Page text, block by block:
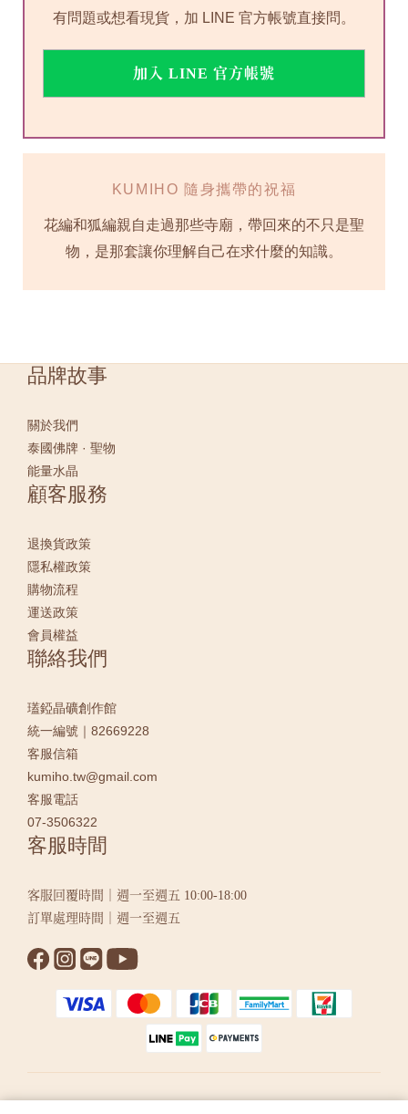
有問題或想看現貨，加 LINE 官方帳號直接問。
加入 LINE 官方帳號
KUMIHO 隨身攜帶的祝福
花編和狐編親自走過那些寺廟，帶回來的不只是聖
物，是那套讓你理解自己在求什麼的知識。
品牌故事
關於我們
泰國佛牌 · 聖物
能量水晶
顧客服務
退換貨政策
隱私權政策
購物流程
運送政策
會員權益
聯絡我們
瓂錏晶礦創作館
統一編號｜82669228
客服信箱
kumiho.tw@gmail.com
客服電話
07-3506322
客服時間
客服回覆時間｜週一至週五 10:00-18:00
訂單處理時間｜週一至週五